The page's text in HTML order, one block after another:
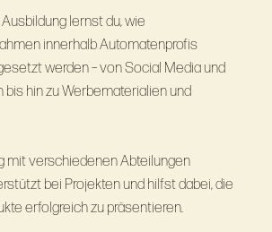
lernst du, wie
innerhalb Automatenprofis
werden – von Social Media und
hin zu Werbematerialien und
mit verschiedenen Abteilungen
bei Projekten und hilfst dabei, die
erfolgreich zu präsentieren.